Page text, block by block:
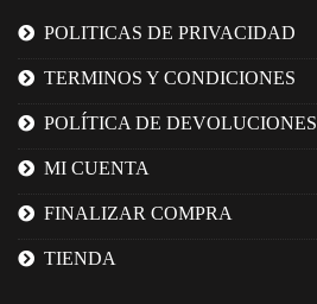
POLITICAS DE PRIVACIDAD
TERMINOS Y CONDICIONES
POLÍTICA DE DEVOLUCIONES
MI CUENTA
FINALIZAR COMPRA
TIENDA